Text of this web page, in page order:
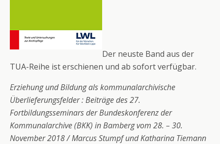
Der neuste Band aus der
TUA-Reihe ist erschienen und ab sofort verfügbar.
Erziehung und Bildung als kommunalarchivische
Überlieferungsfelder : Beiträge des 27.
Fortbildungsseminars der Bundeskonferenz der
Kommunalarchive (BKK) in Bamberg vom 28. – 30.
November 2018 / Marcus Stumpf und Katharina Tiemann